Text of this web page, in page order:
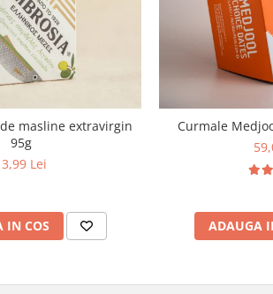
masline extravirgin
95g
Lei
IN COS
Curmale
ADAUGA